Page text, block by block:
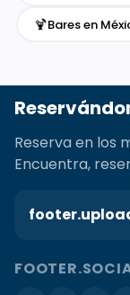
🍹Bares en
Reserva en los
Encuentra,